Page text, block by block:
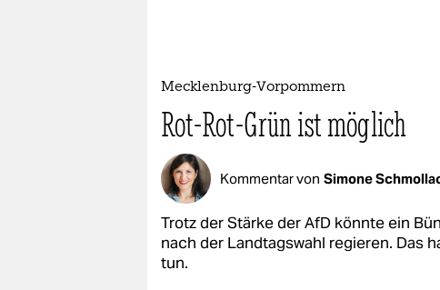
genossenschaft
epaper login
Mecklenburg-Vorpommern
Rot-Rot-Grün ist möglich
Kommentar von Simone
Trotz der Stärke der AfD könnte ein
nach der Landtagswahl regieren. Das
tun.